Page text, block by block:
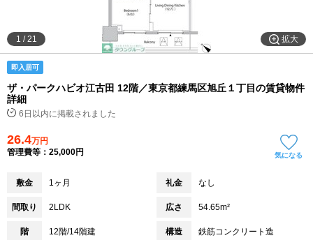
物件特集から
不動産会社から
拡大
1 /21
即入居可
ザ・パークハビオ江古田 12階／東京都練馬区旭丘１丁目の賃貸物件
詳細
6日以内に掲載されました
26.4万円
管理費等：25,000円
気になる
敷金 1ヶ月 礼金 なし
間取り 2LDK 広さ 54.65m²
階 12階/14階建 構造 鉄筋コンクリート造